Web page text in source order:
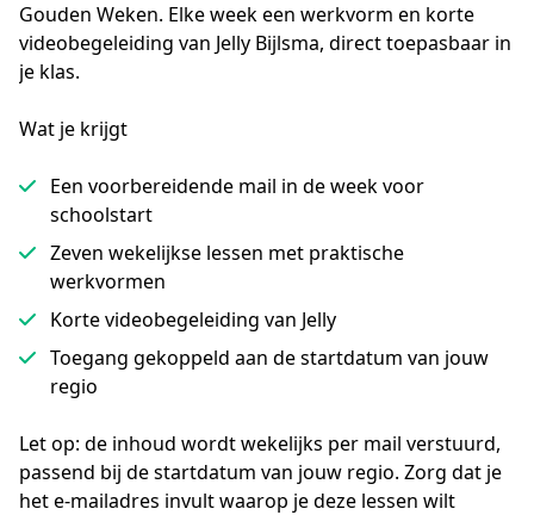
Gouden Weken. Elke week een werkvorm en korte
videobegeleiding van Jelly Bijlsma, direct toepasbaar in
je klas.
Wat je krijgt
Een voorbereidende mail in de week voor
schoolstart
Zeven wekelijkse lessen met praktische
werkvormen
Korte videobegeleiding van Jelly
Toegang gekoppeld aan de startdatum van jouw
regio
Let op: de inhoud wordt wekelijks per mail verstuurd,
passend bij de startdatum van jouw regio. Zorg dat je
het e-mailadres invult waarop je deze lessen wilt